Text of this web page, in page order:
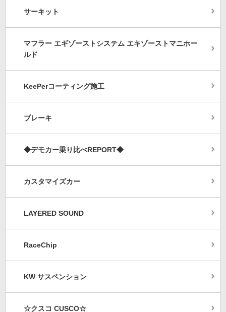
サーキット
マフラー エギゾーストシステム エキゾーストマニホー
ルド
KeePerコーティング施工
ブレーキ
◆デモカー乗り比べREPORT◆
カスタマイズカー
LAYERED SOUND
RaceChip
KW サスペンション
☆クスコ CUSCO☆